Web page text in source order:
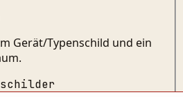
Gerät/Typenschild und ein